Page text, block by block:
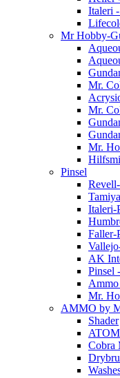
Italeri
Mr Hobby-
Mr.
Mr.
Mr.
Pinsel
Italeri-
Faller-
AK
Pinsel
Mr.
AMMO by
Shader
ATOM
Cobra